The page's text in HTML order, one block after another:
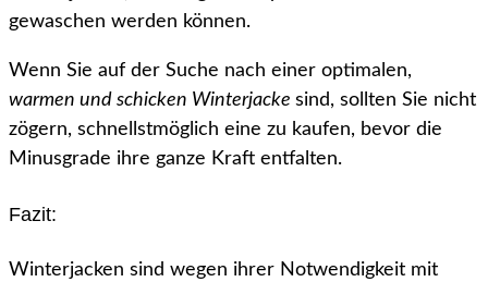
gewaschen werden können.
Wenn Sie auf der Suche nach einer optimalen,
warmen und schicken Winterjacke sind, sollten Sie nicht
zögern, schnellstmöglich eine zu kaufen, bevor die
Minusgrade ihre ganze Kraft entfalten.
Fazit:
Winterjacken sind wegen ihrer Notwendigkeit mit